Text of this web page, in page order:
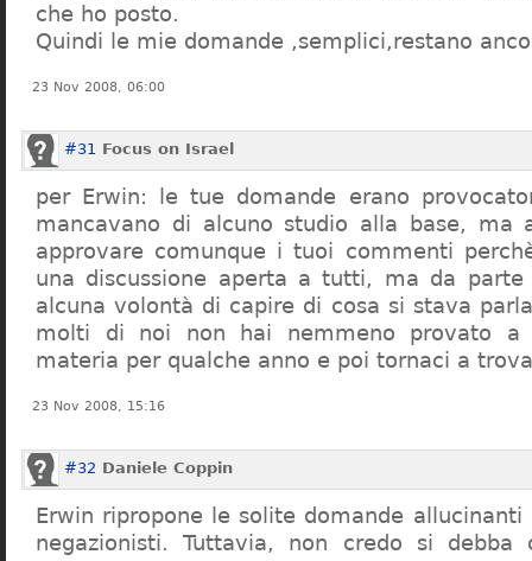
che ho posto.
Quindi le mie domande ,semplici,restano
23 Nov 2008, 06:00
#31 Focus on Israel
per Erwin: le tue domande erano
mancavano di alcuno studio alla base, ma
approvare comunque i tuoi commenti
una discussione aperta a tutti, ma da parte
alcuna volontà di capire di cosa si stava
molti di noi non hai nemmeno provato a
materia per qualche anno e poi tornaci a
23 Nov 2008, 15:16
#32 Daniele Coppin
Erwin ripropone le solite domande
negazionisti. Tuttavia, non credo si debba